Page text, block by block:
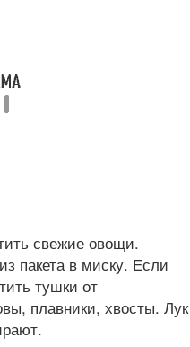
свежие овощи.
пакета в миску. Если
тушки от
плавники, хвосты. Лук